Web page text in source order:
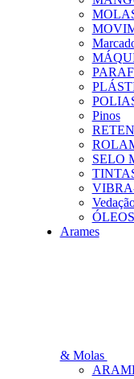
Pinos
SELO
Arames
& Molas